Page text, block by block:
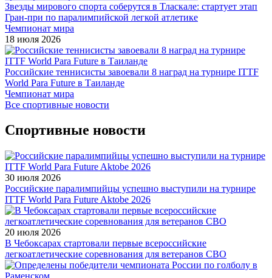
Звезды мирового спорта соберутся в Тласкале: стартует этап
Гран-при по паралимпийской легкой атлетике
Чемпионат мира
18 июля 2026
Российские теннисисты завоевали 8 наград на турнире ITTF
World Para Future в Таиланде
Чемпионат мира
Все спортивные новости
Спортивные новости
30 июля 2026
Российские паралимпийцы успешно выступили на турнире
ITTF World Para Future Aktobe 2026
20 июля 2026
В Чебоксарах стартовали первые всероссийские
легкоатлетические соревнования для ветеранов СВО